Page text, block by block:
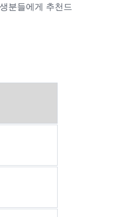
분들에게 추천드